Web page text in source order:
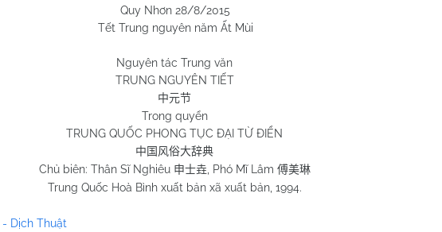
28/8/2015
nguyên năm Ất Mùi
Nguyên tác Trung văn
TRUNG NGUYÊN TIẾT
中元节
Trong quyển
TRUNG QUỐC PHONG TỤC ĐẠI TỪ ĐIỂN
中国风俗大辞典
Chủ biên: Thân Sĩ Nghiêu 申士垚 , Phó Mĩ Lâm 傅美琳
Trung Quốc Hoà Bình xuất bản xã xuất bản, 1994.
- Dịch Thuật